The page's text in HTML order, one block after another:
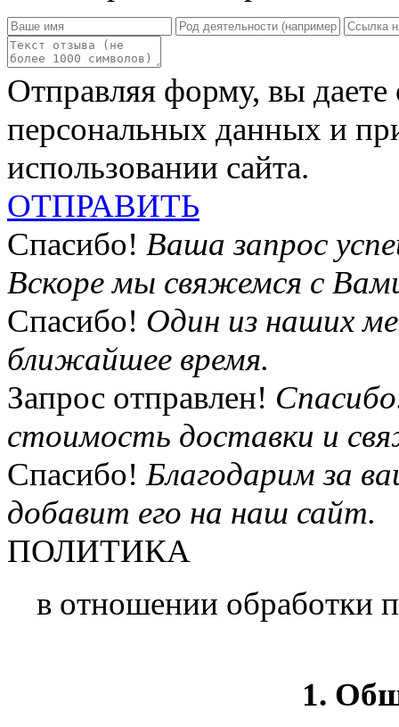
Отправляя форму, вы даете
персональных данных и
использовании сайта.
ОТПРАВИТЬ
Спасибо! Ваша запрос
Вскоре мы свяжемся с
Спасибо! Один из наших
ближайшее время.
Запрос отправлен!
стоимость доставки и
Спасибо! Благодарим за
добавит его на наш сайт.
ПОЛИТИКА
в отношении обработки
1.